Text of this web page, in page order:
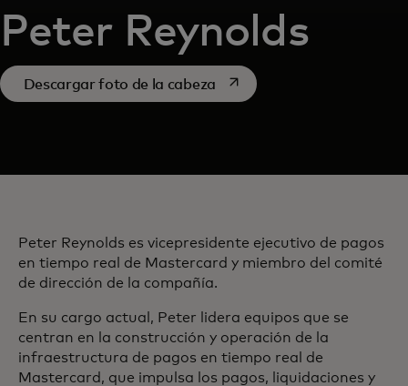
Peter Reynolds
Descargar foto de la cabezase abre en una pestaña
Peter Reynolds es vicepresidente ejecutivo de pagos
en tiempo real de Mastercard y miembro del comité
de dirección de la compañía.
En su cargo actual, Peter lidera equipos que se
centran en la construcción y operación de la
infraestructura de pagos en tiempo real de
Mastercard, que impulsa los pagos, liquidaciones y